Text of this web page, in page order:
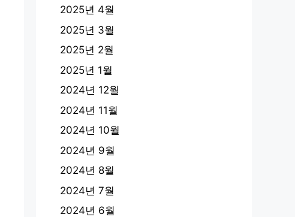
2025년 4월
2025년 3월
2025년 2월
2025년 1월
2024년 12월
2024년 11월
2024년 10월
2024년 9월
2024년 8월
2024년 7월
2024년 6월